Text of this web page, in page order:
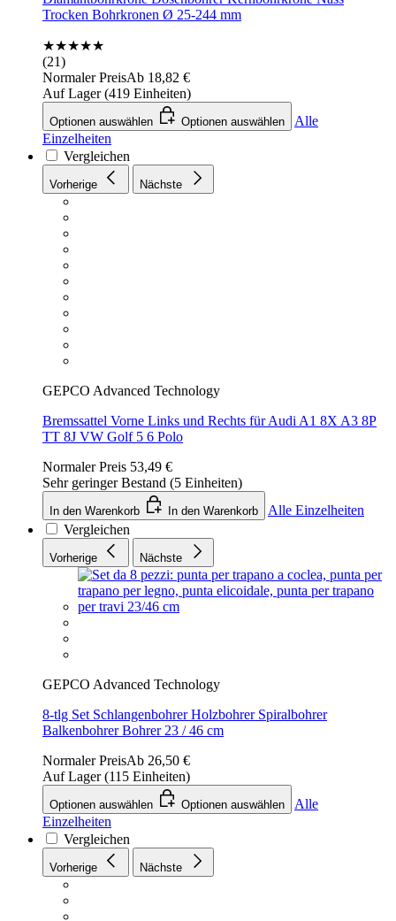
Trocken Bohrkronen Ø 25-244 mm
★★★★★
(21)
Normaler PreisAb 18,82 €
Auf Lager (419 Einheiten)
Optionen auswählen Optionen auswählen
Alle
Einzelheiten
Vergleichen
Vorherige Nächste
GEPCO Advanced Technology
Bremssattel Vorne Links und Rechts für Audi A1 8X A3 8P
TT 8J VW Golf 5 6 Polo
Normaler Preis 53,49 €
Sehr geringer Bestand (5 Einheiten)
In den Warenkorb In den Warenkorb
Alle Einzelheiten
Vergleichen
Vorherige Nächste
GEPCO Advanced Technology
8-tlg Set Schlangenbohrer Holzbohrer Spiralbohrer
Balkenbohrer Bohrer 23 / 46 cm
Normaler PreisAb 26,50 €
Auf Lager (115 Einheiten)
Optionen auswählen Optionen auswählen
Alle
Einzelheiten
Vergleichen
Vorherige Nächste